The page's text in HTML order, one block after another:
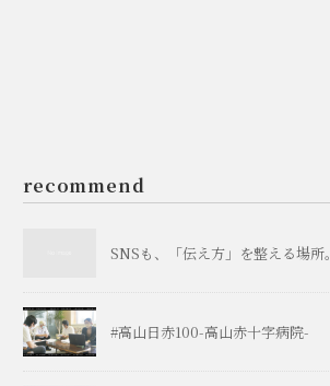
recommend
SNSも、「伝え方」を整える場所。
#高山日赤100-高山赤十字病院-